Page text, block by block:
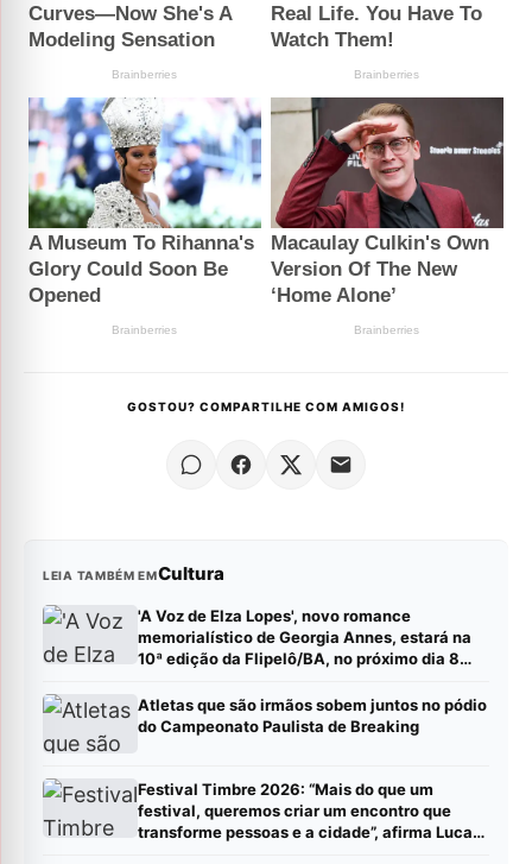
GOSTOU? COMPARTILHE COM AMIGOS!
LEIA TAMBÉM EMCultura
'A Voz de Elza Lopes', novo romance
memorialístico de Georgia Annes, estará na
10ª edição da Flipelô/BA, no próximo dia 8
Atletas que são irmãos sobem juntos no pódio
do Campeonato Paulista de Breaking
Festival Timbre 2026: “Mais do que um
festival, queremos criar um encontro que
transforme pessoas e a cidade”, afirma Lucas